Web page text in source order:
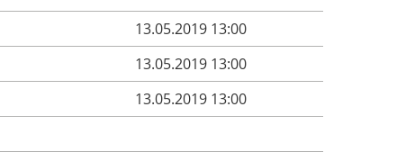
13.05.2019 13:00
13.05.2019 13:00
13.05.2019 13:00